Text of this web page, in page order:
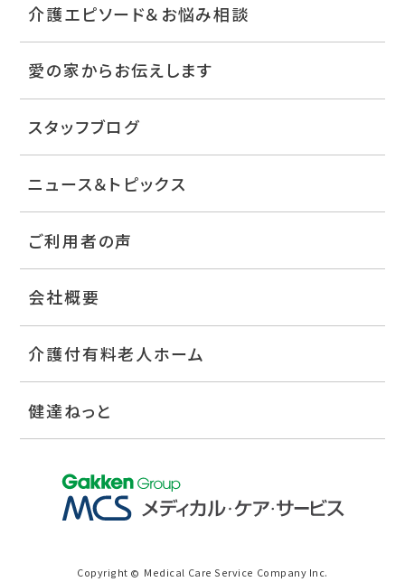
介護エピソード＆お悩み相談
愛の家からお伝えします
スタッフブログ
ニュース＆トピックス
ご利用者の声
会社概要
介護付有料老人ホーム
健達ねっと
Copyright © Medical Care Service Company Inc.